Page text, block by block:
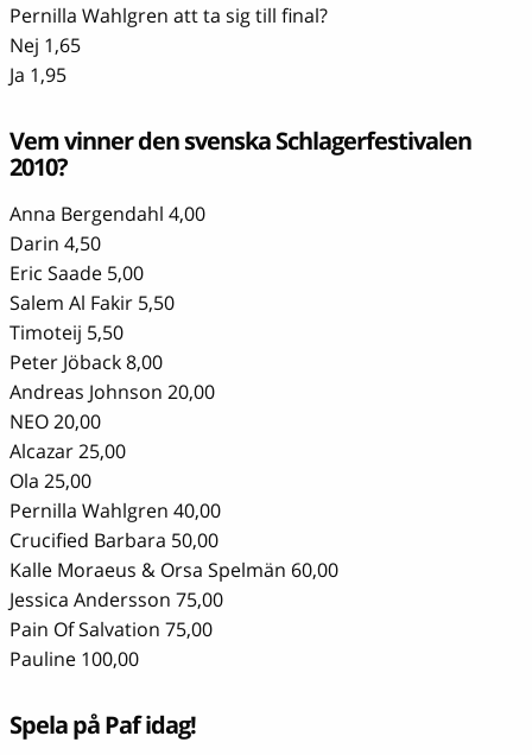
Pernilla Wahlgren att ta sig till final?
Nej 1,65
Ja 1,95
Vem vinner den svenska Schlagerfestivalen
2010?
Anna Bergendahl 4,00
Darin 4,50
Eric Saade 5,00
Salem Al Fakir 5,50
Timoteij 5,50
Peter Jöback 8,00
Andreas Johnson 20,00
NEO 20,00
Alcazar 25,00
Ola 25,00
Pernilla Wahlgren 40,00
Crucified Barbara 50,00
Kalle Moraeus & Orsa Spelmän 60,00
Jessica Andersson 75,00
Pain Of Salvation 75,00
Pauline 100,00
Spela på Paf idag!